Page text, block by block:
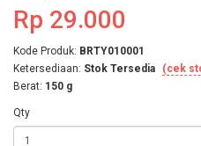
Rp 29.000
Kode Produk: BRTY010001
Ketersediaan: Stok Tersedia
(cek
Berat: 150 g
Qty